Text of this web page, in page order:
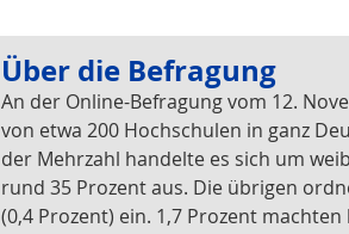
Über die Befragung
An der Online-Befragung vom 12.
von etwa 200 Hochschulen in ganz
der Mehrzahl handelte es sich um
rund 35 Prozent aus. Die übrigen
(0,4 Prozent) ein. 1,7 Prozent